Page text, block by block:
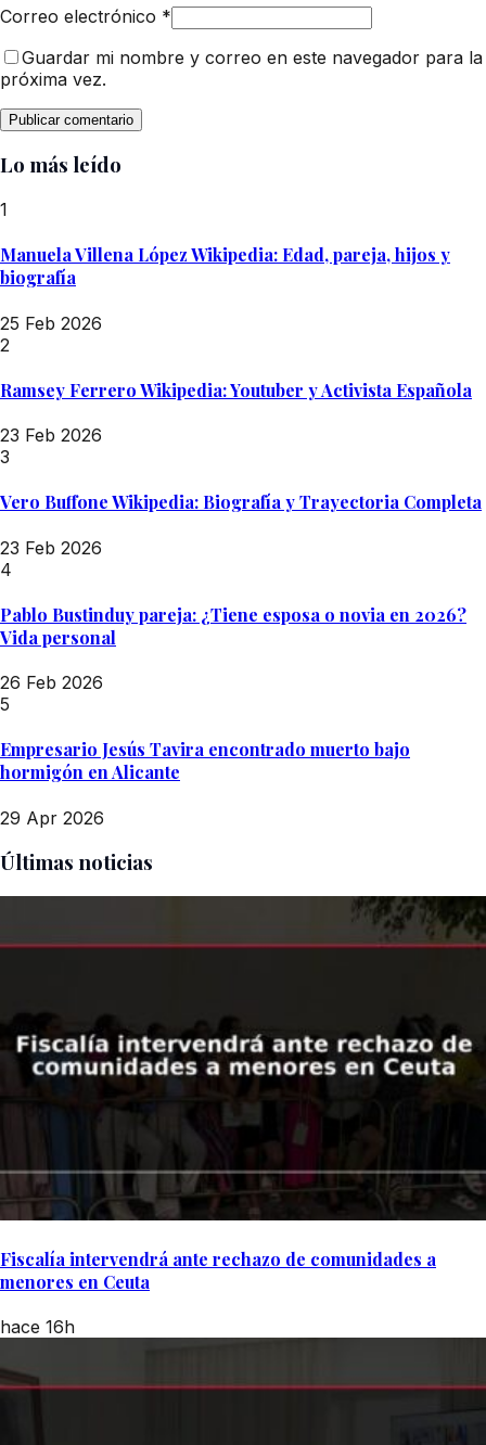
Correo electrónico *
Guardar mi nombre y correo en este navegador para la
próxima vez.
Lo más leído
1
Manuela Villena López Wikipedia: Edad, pareja, hijos y
biografía
25 Feb 2026
2
Ramsey Ferrero Wikipedia: Youtuber y Activista Española
23 Feb 2026
3
Vero Buffone Wikipedia: Biografía y Trayectoria Completa
23 Feb 2026
4
Pablo Bustinduy pareja: ¿Tiene esposa o novia en 2026?
Vida personal
26 Feb 2026
5
Empresario Jesús Tavira encontrado muerto bajo
hormigón en Alicante
29 Apr 2026
Últimas noticias
Fiscalía intervendrá ante rechazo de comunidades a
menores en Ceuta
hace 16h